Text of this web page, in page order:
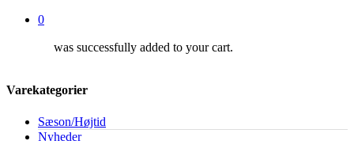
0
was successfully added to your cart.
Varekategorier
Sæson/Højtid
Nyheder